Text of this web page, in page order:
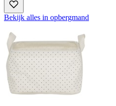
Bekijk alles in opbergmand